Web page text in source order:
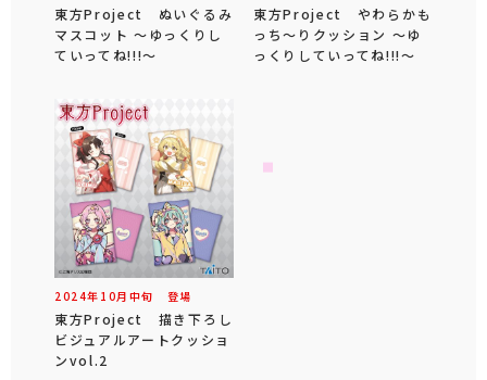
東方Project ぬいぐるみ
マスコット ～ゆっくりし
ていってね!!!～
東方Project やわらかも
っち～りクッション ～ゆ
っくりしていってね!!!～
2024年 10月 中旬 登場
東方Project 描き下ろし
ビジュアルアートクッショ
ンvol.2